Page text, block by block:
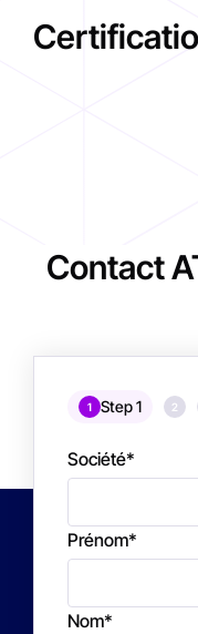
Contact
1 Step 1 2
Société*
Prénom*
Nom*